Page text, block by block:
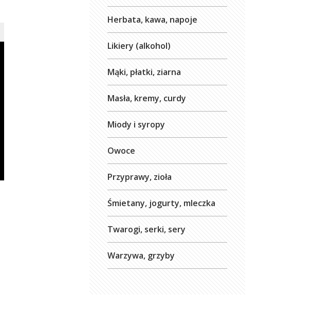
Herbata, kawa, napoje
Likiery (alkohol)
Mąki, płatki, ziarna
Masła, kremy, curdy
Miody i syropy
Owoce
Przyprawy, zioła
Śmietany, jogurty, mleczka
Twarogi, serki, sery
Warzywa, grzyby